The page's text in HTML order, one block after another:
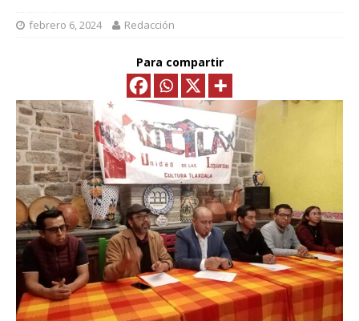
febrero 6, 2024 Redacción
Para compartir